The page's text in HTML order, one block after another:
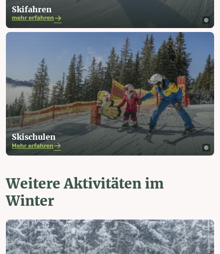
Skifahren
mehr erfahren
Skischulen
Mehr erfahren
Weitere Aktivitäten im
Winter